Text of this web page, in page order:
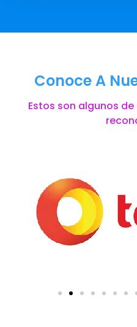
Conoce A
Estos son algunos